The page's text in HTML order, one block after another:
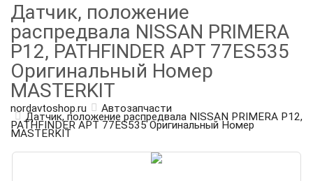
Датчик, положение
распредвала NISSAN PRIMERA
P12, PATHFINDER АРТ 77ES535
Оригинальный Номер
MASTERKIT
nordavtoshop.ru Автозапчасти
Датчик, положение распредвала NISSAN PRIMERA P12,
PATHFINDER АРТ 77ES535 Оригинальный Номер
MASTERKIT